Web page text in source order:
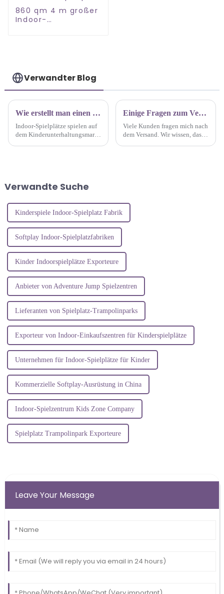
860 qm 4 m großer
Indoor-
Verwandter Blog
Wie erstellt man einen profitablen Indoor-Spielbereich?
Indoor-Spielplätze spielen auf
dem Kinderunterhaltungsmarkt
erforderlich, sondern ...
Einige Fragen zum Versand von Indoor-Spielplätzen für Kinder
Viele Kunden fragen mich nach
dem Versand. Wir wissen, dass
Verwandte Suche
Kinderspiele Indoor-Spielplatz Fabrik
Softplay Indoor-Spielplatzfabriken
Kinder Indoorspielplätze Exporteure
Anbieter von Adventure Jump Spielzentren
Lieferanten von Spielplatz-Trampolinparks
Exporteur von Indoor-Einkaufszentren für Kinderspielplätze
Unternehmen für Indoor-Spielplätze für Kinder
Kommerzielle Softplay-Ausrüstung in China
Indoor-Spielzentrum Kids Zone Company
Spielplatz Trampolinpark Exporteure
Leave Your Message